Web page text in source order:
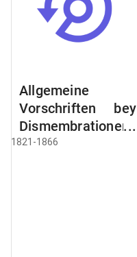
Allgemeine
Vorschriften bey
Dismembrationen
Domainen-
1821-1866